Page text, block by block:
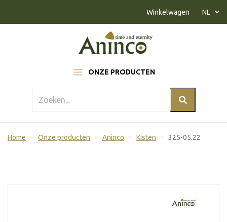
ONZE PRODUCTEN
Winkelwagen NL
Home Onze producten Aninco Kisten 325-05.22